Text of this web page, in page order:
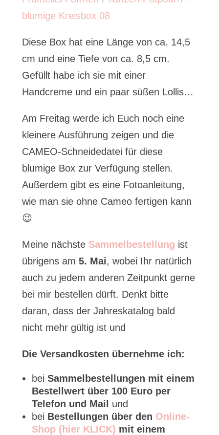
Diese Box hat eine Länge von ca. 14,5
cm und eine Tiefe von ca. 8,5 cm.
Gefüllt habe ich sie mit einer
Handcreme und ein paar süßen Lollis…
Am Freitag werde ich Euch noch eine
kleinere Ausführung zeigen und die
CAMEO-Schneidedatei für diese
blumige Box zur Verfügung stellen.
Außerdem gibt es eine Fotoanleitung,
wie man sie ohne Cameo fertigen kann
😉
Meine nächste Sammelbestellung ist
übrigens am 5. Mai, wobei Ihr natürlich
auch zu jedem anderen Zeitpunkt gerne
bei mir bestellen dürft. Denkt bitte
daran, dass der Jahreskatalog bald
nicht mehr gültig ist und
Die Versandkosten übernehme ich:
bei Sammelbestellungen mit einem
Bestellwert über 100 Euro per
Telefon und Mail
und
bei Bestellungen über den Online-
Shop (hier KLICK) mit einem